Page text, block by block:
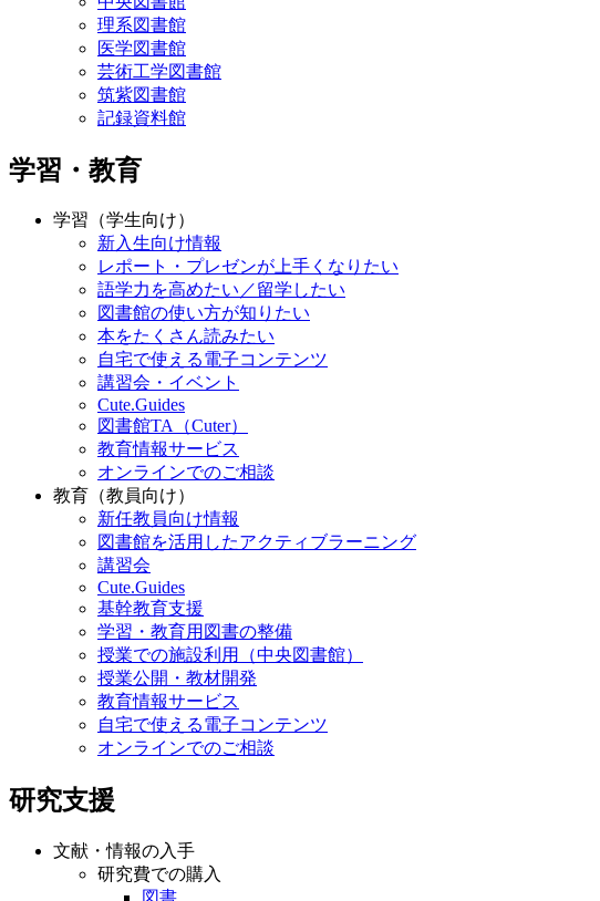
理系図書館
医学図書館
芸術工学図書館
筑紫図書館
記録資料館
学習・教育
学習（学生向け）
新入生向け情報
レポート・プレゼンが上手くなりたい
語学力を高めたい／留学したい
図書館の使い方が知りたい
本をたくさん読みたい
自宅で使える電子コンテンツ
講習会・イベント
Cute.Guides
図書館TA（Cuter）
教育情報サービス
オンラインでのご相談
教育（教員向け）
新任教員向け情報
図書館を活用したアクティブラーニング
講習会
Cute.Guides
基幹教育支援
学習・教育用図書の整備
授業での施設利用（中央図書館）
授業公開・教材開発
教育情報サービス
自宅で使える電子コンテンツ
オンラインでのご相談
研究支援
文献・情報の入手
研究費での購入